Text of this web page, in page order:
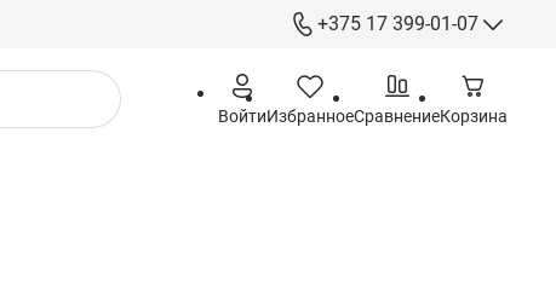
+375 17 399-01-07
+375 17 399-
+375 29 555-
ВойтиИзбранноеСравнениеКорзина